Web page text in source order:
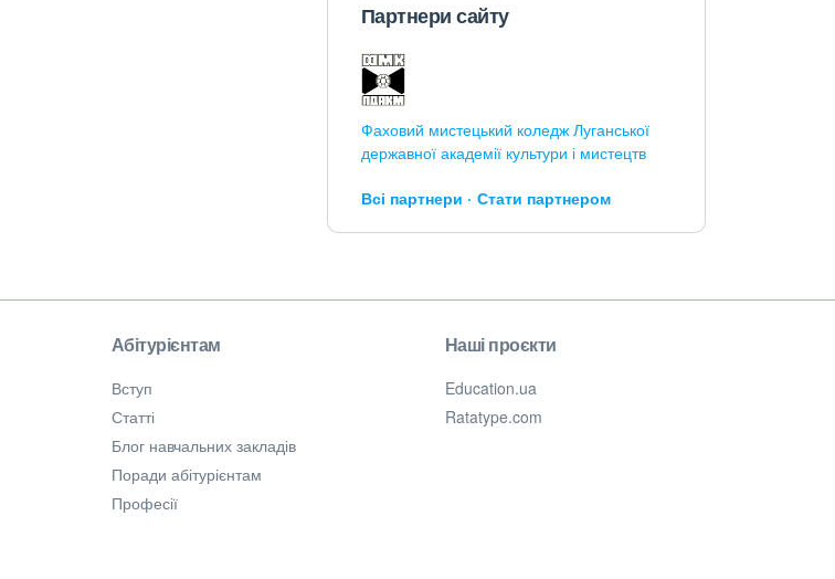
Партнери сайту
Фаховий мистецький коледж Луганської
державної академії культури і мистецтв
Всі партнери Стати партнером
Абітурієнтам
Вступ
Статті
Блог навчальних закладів
Поради абітурієнтам
Професії
Наші проєкти
Education.ua
Ratatype.com